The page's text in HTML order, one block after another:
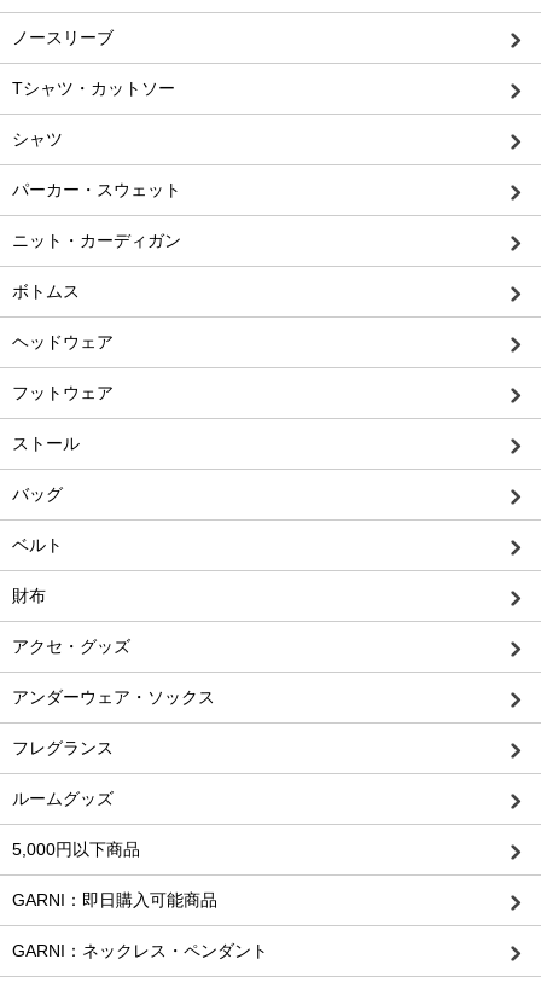
ノースリーブ
Tシャツ・カットソー
シャツ
パーカー・スウェット
ニット・カーディガン
ボトムス
ヘッドウェア
フットウェア
ストール
バッグ
ベルト
財布
アクセ・グッズ
アンダーウェア・ソックス
フレグランス
ルームグッズ
5,000円以下商品
GARNI：即日購入可能商品
GARNI：ネックレス・ペンダント